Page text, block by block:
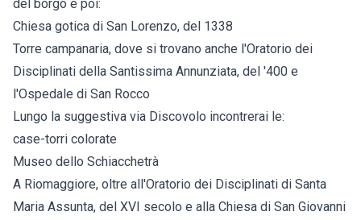
del borgo e poi:
Chiesa gotica di San Lorenzo, del 1338
Torre campanaria, dove si trovano anche l'Oratorio dei
Disciplinati della Santissima Annunziata, del '400 e
l'Ospedale di San Rocco
Lungo la suggestiva via Discovolo incontrerai le:
case-torri colorate
Museo dello Schiacchetrà
A Riomaggiore, oltre all'Oratorio dei Disciplinati di Santa
Maria Assunta, del XVI secolo e alla Chiesa di San Giovanni